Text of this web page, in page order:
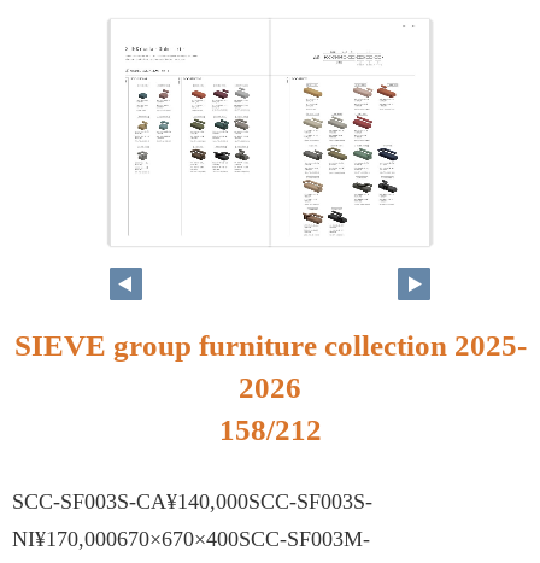
SIEVE group furniture collection 2025-
2026
158/212
SCC-SF003S-CA¥140,000SCC-SF003S-
NI¥170,000670×670×400SCC-SF003M-